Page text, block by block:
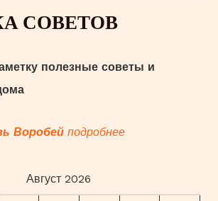
СОВЕТОВ
полезные советы и
Воробей подробнее
Август 2026